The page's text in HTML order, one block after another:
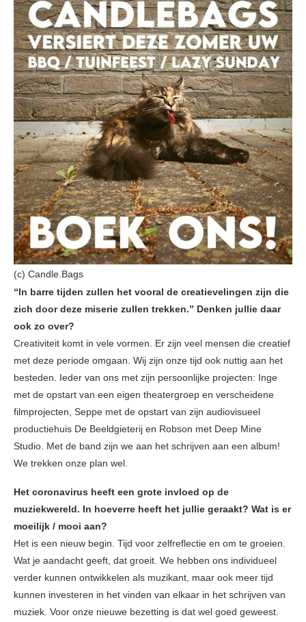
(c) Candle.Bags
“In barre tijden zullen het vooral de creatievelingen zijn die
zich door deze miserie zullen trekken.” Denken jullie daar
ook zo over?
Creativiteit komt in vele vormen. Er zijn veel mensen die creatief
met deze periode omgaan. Wij zijn onze tijd ook nuttig aan het
besteden. Ieder van ons met zijn persoonlijke projecten: Inge
met de opstart van een eigen theatergroep en verscheidene
filmprojecten, Seppe met de opstart van zijn audiovisueel
productiehuis De Beeldgieterij en Robson met Deep Mine
Studio. Met de band zijn we aan het schrijven aan een album!
We trekken onze plan wel.
Het coronavirus heeft een grote invloed op de
muziekwereld. In hoeverre heeft het jullie geraakt? Wat is er
moeilijk / mooi aan?
Het is een nieuw begin. Tijd voor zelfreflectie en om te groeien.
Wat je aandacht geeft, dat groeit. We hebben ons individueel
verder kunnen ontwikkelen als muzikant, maar ook meer tijd
kunnen investeren in het vinden van elkaar in het schrijven van
muziek. Voor onze nieuwe bezetting is dat wel goed geweest.